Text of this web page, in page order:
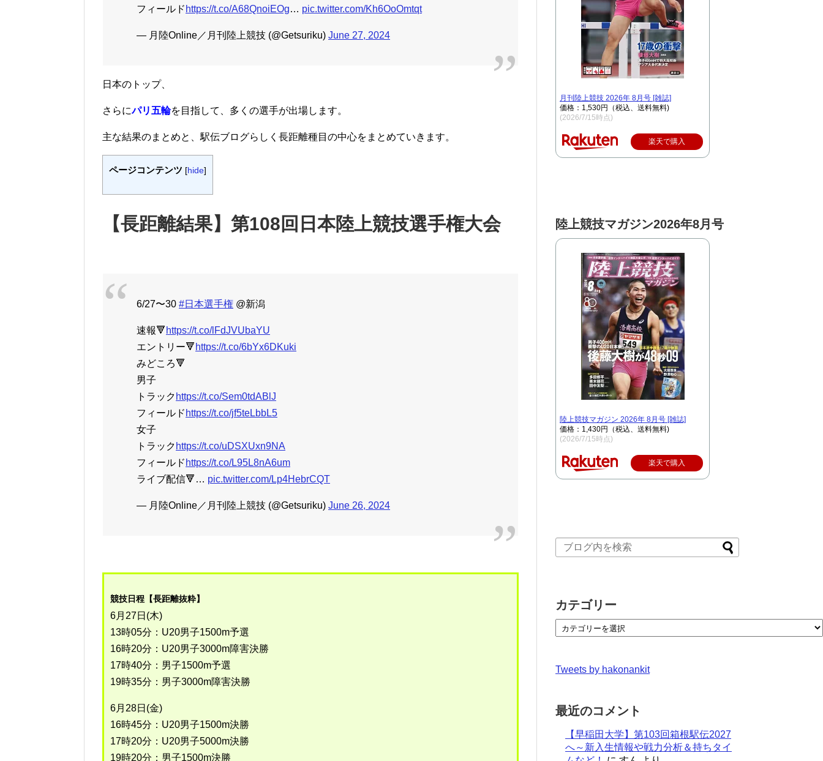
フィールド https://t.co/A68QnoiEOg… pic.twitter.com/Kh6OoOmtqt
— 月陸Online／月刊陸上競技 (@Getsuriku) June 27, 2024
日本のトップ、
さらにパリ五輪を目指して、多くの選手が出場します。
主な結果のまとめと、駅伝ブログらしく長距離種目の中心をまとめていきます。
ページコンテンツ [hide]
【長距離結果】第108回日本陸上競技選手権大会
6/27〜30 #日本選手権 @新潟
速報🔻 https://t.co/lFdJVUbaYU
エントリー🔻 https://t.co/6bYx6DKuki
みどころ🔻
男子
トラック https://t.co/Sem0tdABlJ
フィールド https://t.co/jf5teLbbL5
女子
トラック https://t.co/uDSXUxn9NA
フィールド https://t.co/L95L8nA6um
ライブ配信🔻… pic.twitter.com/Lp4HebrCQT
— 月陸Online／月刊陸上競技 (@Getsuriku) June 26, 2024
競技日程【長距離抜粋】
6月27日(木)
13時05分：U20男子1500m予選
16時20分：U20男子3000m障害決勝
17時40分：男子1500m予選
19時35分：男子3000m障害決勝
6月28日(金)
16時45分：U20男子1500m決勝
17時20分：U20男子5000m決勝
19時20分：男子1500m決勝
月刊陸上競技 2026年 8月号 [雑誌]
価格：1,530円（税込、送料無料)
(2026/7/15時点)
楽天で購入
陸上競技マガジン2026年8月号
陸上競技マガジン 2026年 8月号 [雑誌]
価格：1,430円（税込、送料無料)
(2026/7/15時点)
楽天で購入
カテゴリー
Tweets by hakonankit
最近のコメント
【早稲田大学】第103回箱根駅伝2027
へ～新入生情報や戦力分析＆持ちタイ